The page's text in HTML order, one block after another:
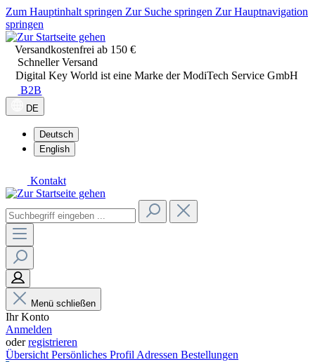
Zum Hauptinhalt springen Zur Suche springen Zur Hauptnavigation
springen
Versandkostenfrei ab 150 €
Schneller Versand
Digital Key World ist eine Marke der ModiTech Service GmbH
B2B
DE
Deutsch
English
Kontakt
Menü schließen
Ihr Konto
Anmelden
oderregistrieren
Übersicht Persönliches Profil Adressen Bestellungen